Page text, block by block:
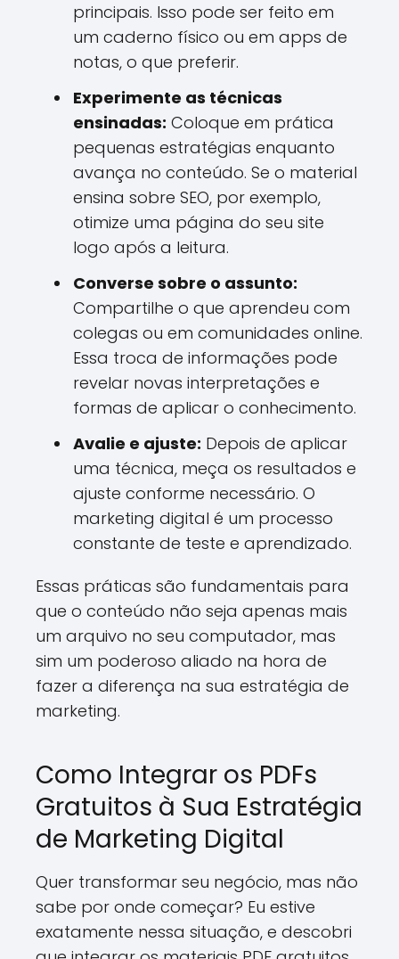
principais. Isso pode ser feito em
um caderno físico ou em apps de
notas, o que preferir.
Experimente as técnicas
ensinadas: Coloque em prática
pequenas estratégias enquanto
avança no conteúdo. Se o material
ensina sobre SEO, por exemplo,
otimize uma página do seu site
logo após a leitura.
Converse sobre o assunto:
Compartilhe o que aprendeu com
colegas ou em comunidades online.
Essa troca de informações pode
revelar novas interpretações e
formas de aplicar o conhecimento.
Avalie e ajuste: Depois de aplicar
uma técnica, meça os resultados e
ajuste conforme necessário. O
marketing digital é um processo
constante de teste e aprendizado.
Essas práticas são fundamentais para
que o conteúdo não seja apenas mais
um arquivo no seu computador, mas
sim um poderoso aliado na hora de
fazer a diferença na sua estratégia de
marketing.
Como Integrar os PDFs
Gratuitos à Sua Estratégia
de Marketing Digital
Quer transformar seu negócio, mas não
sabe por onde começar? Eu estive
exatamente nessa situação, e descobri